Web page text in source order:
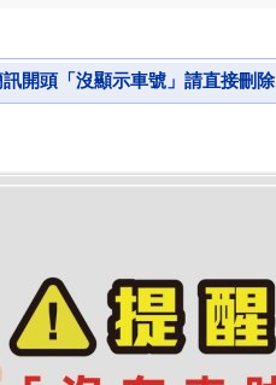
開頭「沒顯示車號」請直接刪除